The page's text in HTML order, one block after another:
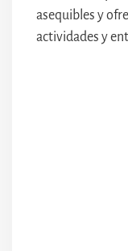
asequibles y
actividades y